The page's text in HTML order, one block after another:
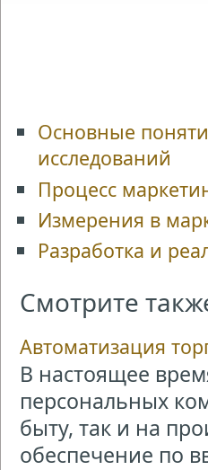
Основные
исследований
Процесс
Измерения в
Разработка и
Смотрите
Автоматизация
В настоящее
персональных
быту, так и на
обеспечение по